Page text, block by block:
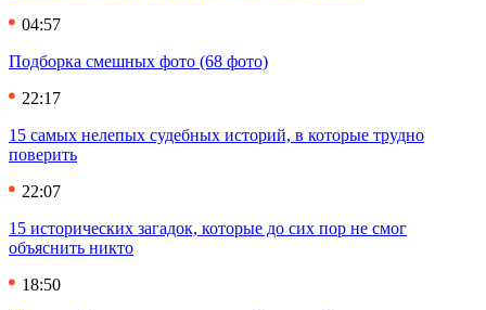
04:57
Подборка смешных фото (68 фото)
22:17
15 самых нелепых судебных историй, в которые трудно
поверить
22:07
15 исторических загадок, которые до сих пор не смог
объяснить никто
18:50